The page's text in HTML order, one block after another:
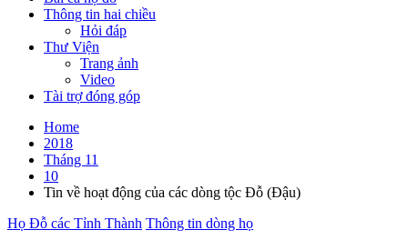
Thông tin hai chiều
Hỏi đáp
Thư Viện
Trang ảnh
Video
Tài trợ đóng góp
Home
2018
Tháng 11
10
Tin về hoạt động của các dòng tộc Đỗ (Đậu)
Họ Đỗ các Tỉnh Thành Thông tin dòng họ